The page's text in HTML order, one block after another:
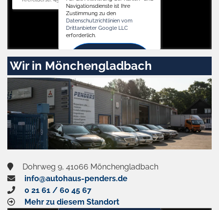
Navigationsdienste ist Ihre
Zustimmung zu den
Datenschutzrichtlinien vom
Drittanbieter Google LLC
erforderlich.
Zustimmen
und
aktivieren
Wir in Mönchengladbach
Dohrweg 9, 41066 Mönchengladbach
info@autohaus-penders.de
0 21 61 / 60 45 67
Mehr zu diesem Standort